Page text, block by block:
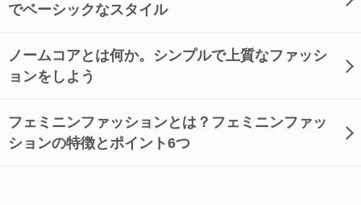
でベーシックなスタイル
ノームコアとは何か。シンプルで上質なファッシ
ョンをしよう
フェミニンファッションとは？フェミニンファッ
ションの特徴とポイント6つ